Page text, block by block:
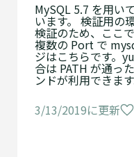
MySQL 5.7 を用い
います。 検証用
検証のため、ここ
複数の Port で
ジはこちらです。
合は PATH が通っ
ンドが利用できま
3/13/2019に更新